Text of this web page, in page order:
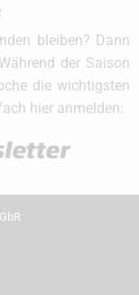
bleiben? Dann
der Saison
die wichtigsten
hier anmelden: